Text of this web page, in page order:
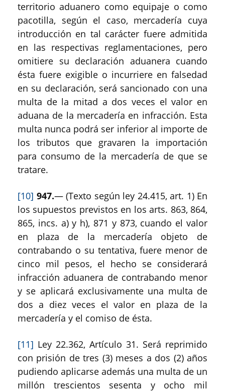
territorio aduanero como equipaje o como
pacotilla, según el caso, mercadería cuya
introducción en tal carácter fuere admitida
en las respectivas reglamentaciones, pero
omitiere su declaración aduanera cuando
ésta fuere exigible o incurriere en falsedad
en su declaración, será sancionado con una
multa de la mitad a dos veces el valor en
aduana de la mercadería en infracción. Esta
multa nunca podrá ser inferior al importe de
los tributos que gravaren la importación
para consumo de la mercadería de que se
tratare.
[10] 947.— (Texto según ley 24.415, art. 1) En
los supuestos previstos en los arts. 863, 864,
865, incs. a) y h), 871 y 873, cuando el valor
en plaza de la mercadería objeto de
contrabando o su tentativa, fuere menor de
cinco mil pesos, el hecho se considerará
infracción aduanera de contrabando menor
y se aplicará exclusivamente una multa de
dos a diez veces el valor en plaza de la
mercadería y el comiso de ésta.
[11] Ley 22.362, Artículo 31. Será reprimido
con prisión de tres (3) meses a dos (2) años
pudiendo aplicarse además una multa de un
millón trescientos sesenta y ocho mil